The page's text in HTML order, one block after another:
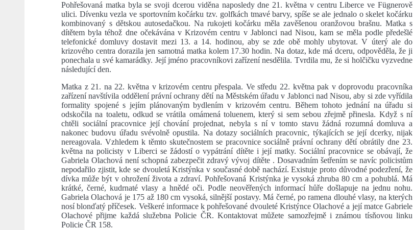
Pohřešovaná matka byla se svoji dcerou viděna naposledy dne 21. května v centru Liberce ve Fügnerově
ulici. Dívenku vezla ve sportovním kočárku tzv. golfkách tmavé barvy, spíše se ale jednalo o skelet kočárku
kombinovaný s dětskou autosedačkou. Na rukojeti kočárku měla zavěšenou oranžovou brašnu. Matka s
dítětem byla téhož dne očekávána v Krizovém centru v Jablonci nad Nisou, kam se měla podle předešlé
telefonické domluvy dostavit mezi 13. a 14. hodinou, aby se zde obě mohly ubytovat. V úterý ale do
krizového centra dorazila jen samotná matka kolem 17.30 hodin. Na dotaz, kde má dceru, odpověděla, že ji
ponechala u své kamarádky. Její jméno pracovníkovi zařízení nesdělila. Tvrdila mu, že si holčičku vyzvedne
následující den.
Matka z 21. na 22. května v krizovém centru přespala. Ve středu 22. května pak v doprovodu pracovníka
zařízení navštívila oddělení právní ochrany dětí na Městském úřadu v Jablonci nad Nisou, aby si zde vyřídila
formality spojené s jejím plánovaným bydlením v krizovém centru. Během tohoto jednání na úřadu si
odskočila na toaletu, odkud se vrátila omámená toluenem, který si sem sebou zřejmě přinesla. Když s ní
chtěli sociální pracovnice její chování projednat, nebyla s ní v tomto stavu žádná rozumná domluva a
nakonec budovu úřadu svévolně opustila. Na dotazy sociálních pracovnic, týkajících se její dcerky, nijak
nereagovala. Vzhledem k těmto skutečnostem se pracovnice sociálně právní ochrany dětí obrátily dne 23.
května na policisty v Liberci se žádostí o vypátrání dítěte i její matky. Sociální pracovnice se obávají, že
Gabriela Olachová není schopná zabezpečit zdravý vývoj dítěte . Dosavadním šetřením se navíc policistům
nepodařilo zjistit, kde se dvouletá Kristýnka v současné době nachází. Existuje proto důvodné podezření, že
dívka může být v ohrožení života a zdraví. Pohřešovaná Kristýnka je vysoká zhruba 80 cm a pohublá. Má
krátké, černé, kudrnaté vlasy a hnědé oči. Podle neověřených informací hůře došlapuje na jednu nohu.
Gabriela Olachová je 175 až 180 cm vysoká, silnější postavy. Má černé, po ramena dlouhé vlasy, na kterých
nosí blonďatý příčesek. Veškeré informace k pohřešované dvouleté Kristýnce Olachové a její matce Gabriele
Olachové přijme každá služebna Policie ČR. Kontaktovat můžete samozřejmě i známou tísňovou linku
Policie ČR 158.